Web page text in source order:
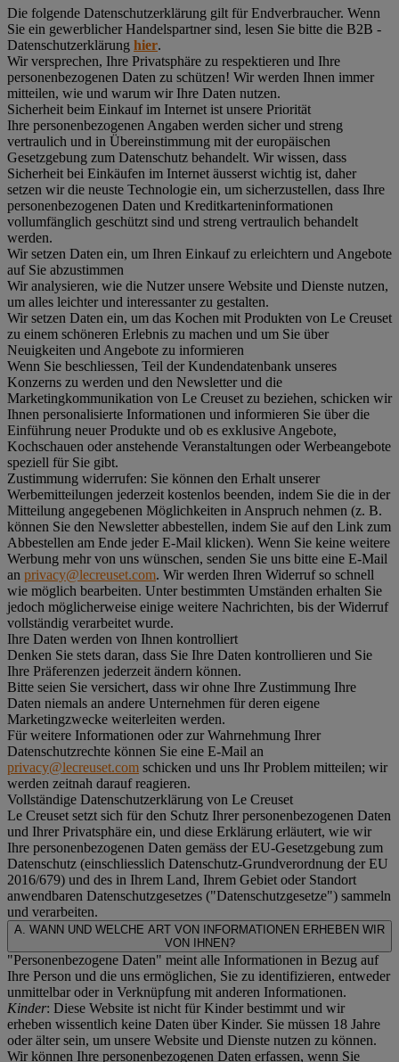
Die folgende Datenschutzerklärung gilt für Endverbraucher. Wenn
Sie ein gewerblicher Handelspartner sind, lesen Sie bitte die B2B -
Datenschutzerklärung hier.
Wir versprechen, Ihre Privatsphäre zu respektieren und Ihre
personenbezogenen Daten zu schützen! Wir werden Ihnen immer
mitteilen, wie und warum wir Ihre Daten nutzen.
Sicherheit beim Einkauf im Internet ist unsere Priorität
Ihre personenbezogenen Angaben werden sicher und streng
vertraulich und in Übereinstimmung mit der europäischen
Gesetzgebung zum Datenschutz behandelt. Wir wissen, dass
Sicherheit bei Einkäufen im Internet äusserst wichtig ist, daher
setzen wir die neuste Technologie ein, um sicherzustellen, dass Ihre
personenbezogenen Daten und Kreditkarteninformationen
vollumfänglich geschützt sind und streng vertraulich behandelt
werden.
Wir setzen Daten ein, um Ihren Einkauf zu erleichtern und Angebote
auf Sie abzustimmen
Wir analysieren, wie die Nutzer unsere Website und Dienste nutzen,
um alles leichter und interessanter zu gestalten.
Wir setzen Daten ein, um das Kochen mit Produkten von Le Creuset
zu einem schöneren Erlebnis zu machen und um Sie über
Neuigkeiten und Angebote zu informieren
Wenn Sie beschliessen, Teil der Kundendatenbank unseres
Konzerns zu werden und den Newsletter und die
Marketingkommunikation von Le Creuset zu beziehen, schicken wir
Ihnen personalisierte Informationen und informieren Sie über die
Einführung neuer Produkte und ob es exklusive Angebote,
Kochschauen oder anstehende Veranstaltungen oder Werbeangebote
speziell für Sie gibt.
Zustimmung widerrufen: Sie können den Erhalt unserer
Werbemitteilungen jederzeit kostenlos beenden, indem Sie die in der
Mitteilung angegebenen Möglichkeiten in Anspruch nehmen (z. B.
können Sie den Newsletter abbestellen, indem Sie auf den Link zum
Abbestellen am Ende jeder E-Mail klicken). Wenn Sie keine weitere
Werbung mehr von uns wünschen, senden Sie uns bitte eine E-Mail
an privacy@lecreuset.com. Wir werden Ihren Widerruf so schnell
wie möglich bearbeiten. Unter bestimmten Umständen erhalten Sie
jedoch möglicherweise einige weitere Nachrichten, bis der Widerruf
vollständig verarbeitet wurde.
Ihre Daten werden von Ihnen kontrolliert
Denken Sie stets daran, dass Sie Ihre Daten kontrollieren und Sie
Ihre Präferenzen jederzeit ändern können.
Bitte seien Sie versichert, dass wir ohne Ihre Zustimmung Ihre
Daten niemals an andere Unternehmen für deren eigene
Marketingzwecke weiterleiten werden.
Für weitere Informationen oder zur Wahrnehmung Ihrer
Datenschutzrechte können Sie eine E-Mail an
privacy@lecreuset.com schicken und uns Ihr Problem mitteilen; wir
werden zeitnah darauf reagieren.
Vollständige Datenschutzerklärung von Le Creuset
Le Creuset setzt sich für den Schutz Ihrer personenbezogenen Daten
und Ihrer Privatsphäre ein, und diese Erklärung erläutert, wie wir
Ihre personenbezogenen Daten gemäss der EU-Gesetzgebung zum
Datenschutz (einschliesslich Datenschutz-Grundverordnung der EU
2016/679) und des in Ihrem Land, Ihrem Gebiet oder Standort
anwendbaren Datenschutzgesetzes ("Datenschutzgesetze") sammeln
und verarbeiten.
A. WANN UND WELCHE ART VON INFORMATIONEN ERHEBEN WIR
VON IHNEN?
"Personenbezogene Daten" meint alle Informationen in Bezug auf
Ihre Person und die uns ermöglichen, Sie zu identifizieren, entweder
unmittelbar oder in Verknüpfung mit anderen Informationen.
Kinder: Diese Website ist nicht für Kinder bestimmt und wir
erheben wissentlich keine Daten über Kinder. Sie müssen 18 Jahre
oder älter sein, um unsere Website und Dienste nutzen zu können.
Wir können Ihre personenbezogenen Daten erfassen, wenn Sie